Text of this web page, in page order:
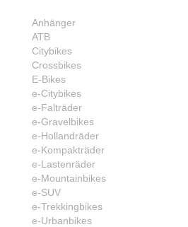
Anhänger
ATB
Citybikes
Crossbikes
E-Bikes
e-Citybikes
e-Falträder
e-Gravelbikes
e-Hollandräder
e-Kompakträder
e-Lastenräder
e-Mountainbikes
e-SUV
e-Trekkingbikes
e-Urbanbikes